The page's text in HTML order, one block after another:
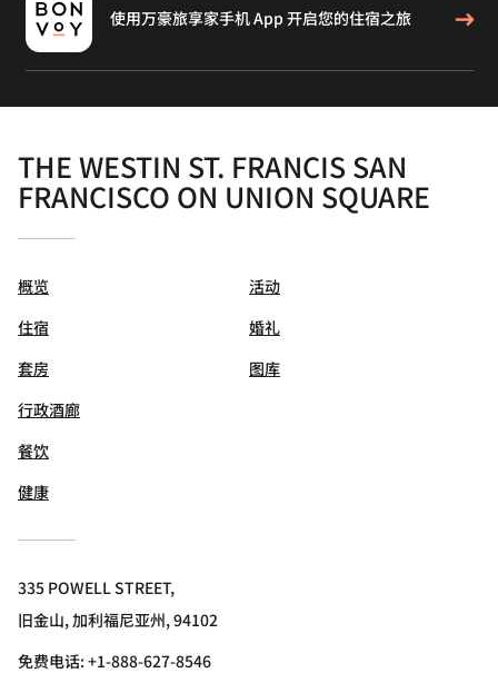
使用万豪旅享家手机 App 开启您的住宿之旅
THE WESTIN ST. FRANCIS SAN
FRANCISCO ON UNION SQUARE
概览
住宿
套房
行政酒廊
餐饮
健康
活动
婚礼
图库
335 POWELL STREET,
旧金山, 加利福尼亚州, 94102
免费电话:+1-888-627-8546